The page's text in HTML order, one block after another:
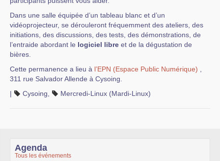
Dans une salle équipée d’un tableau blanc et d’un
vidéoprojecteur, se dérouleront fréquemment des ateliers, des
initiations, des discussions, des tests, des démonstrations, de
l’entraide abordant le logiciel libre et de la dégustation de
bières.
Cette permanence a lieu à l’EPN (Espace Public Numérique)
311 rue Salvador Allende à Cysoing.
|
Cysoing Mercredi-Linux (Mardi-Linux)
Agenda
Tous les événements